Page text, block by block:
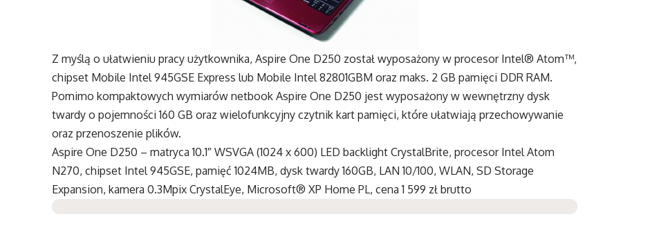
Z myślą o ułatwieniu pracy użytkownika, Aspire One D250 został wyposażony w procesor Intel® Atom™,
chipset Mobile Intel 945GSE Express lub Mobile Intel 82801GBM oraz maks. 2 GB pamięci DDR RAM.
Pomimo kompaktowych wymiarów netbook Aspire One D250 jest wyposażony w wewnętrzny dysk
twardy o pojemności 160 GB oraz wielofunkcyjny czytnik kart pamięci, które ułatwiają przechowywanie
oraz przenoszenie plików.
Aspire One D250 – matryca 10.1″ WSVGA (1024 x 600) LED backlight CrystalBrite, procesor Intel Atom
N270, chipset Intel 945GSE, pamięć 1024MB, dysk twardy 160GB, LAN 10/100, WLAN, SD Storage
Expansion, kamera 0.3Mpix CrystalEye, Microsoft® XP Home PL, cena 1 599 zł brutto